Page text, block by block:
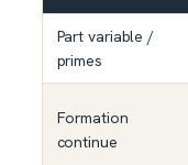
Part variable /
primes
Formation
continue